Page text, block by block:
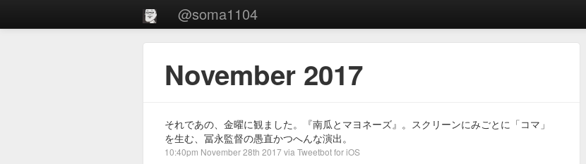
@soma1104
November 2017
それであの、金曜に観ました。『南瓜とマヨネーズ』。スクリーンにみごとに「コマ」
を生む、冨永監督の愚直かつへんな演出。
10:40pm November 28th 2017via Tweetbot for iΟS